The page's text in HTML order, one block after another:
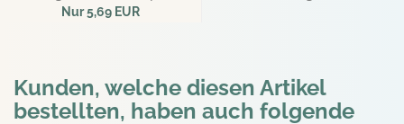
Nur 5,69 EUR
Kunden, welche diesen Artikel
bestellten, haben auch folgende